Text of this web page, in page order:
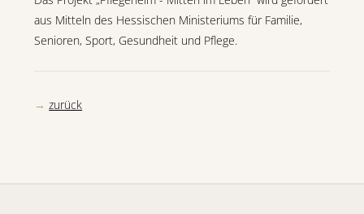
aus Mitteln des Hessischen Ministeriums für Familie,
Senioren, Sport, Gesundheit und Pflege.
zurück